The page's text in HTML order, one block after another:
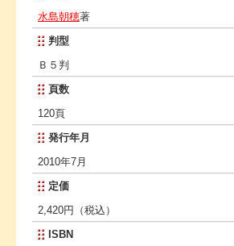
水島朝穂著
判型
Ｂ５判
頁数
120頁
発行年月
2010年7月
定価
2,420円（税込）
ISBN